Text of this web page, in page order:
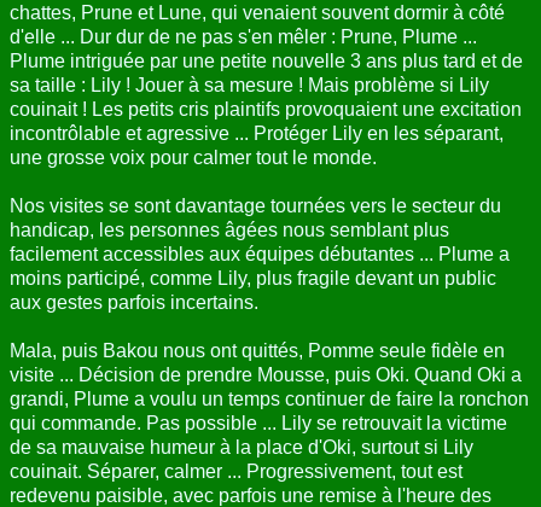
chattes, Prune et Lune, qui venaient souvent dormir à côté
d'elle ... Dur dur de ne pas s'en mêler : Prune, Plume ...
Plume intriguée par une petite nouvelle 3 ans plus tard et de
sa taille : Lily ! Jouer à sa mesure ! Mais problème si Lily
couinait ! Les petits cris plaintifs provoquaient une excitation
incontrôlable et agressive ... Protéger Lily en les séparant,
une grosse voix pour calmer tout le monde.
Nos visites se sont davantage tournées vers le secteur du
handicap, les personnes âgées nous semblant plus
facilement accessibles aux équipes débutantes ... Plume a
moins participé, comme Lily, plus fragile devant un public
aux gestes parfois incertains.
Mala, puis Bakou nous ont quittés, Pomme seule fidèle en
visite ... Décision de prendre Mousse, puis Oki. Quand Oki a
grandi, Plume a voulu un temps continuer de faire la ronchon
qui commande. Pas possible ... Lily se retrouvait la victime
de sa mauvaise humeur à la place d'Oki, surtout si Lily
couinait. Séparer, calmer ... Progressivement, tout est
redevenu paisible, avec parfois une remise à l'heure des